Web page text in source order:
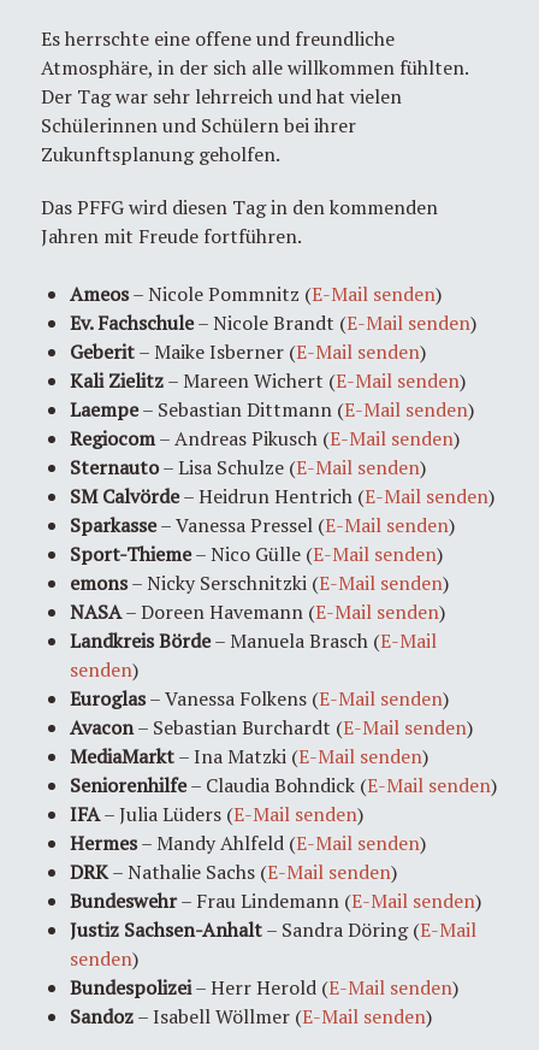
Es herrschte eine offene und freundliche
Atmosphäre, in der sich alle willkommen fühlten.
Der Tag war sehr lehrreich und hat vielen
Schülerinnen und Schülern bei ihrer
Zukunftsplanung geholfen.
Das PFFG wird diesen Tag in den kommenden
Jahren mit Freude fortführen.
Ameos– Nicole Pommnitz (E-Mail senden)
Ev. Fachschule– Nicole Brandt (E-Mail senden)
Geberit– Maike Isberner (E-Mail senden)
Kali Zielitz– Mareen Wichert (E-Mail senden)
Laempe– Sebastian Dittmann (E-Mail senden)
Regiocom– Andreas Pikusch (E-Mail senden)
Sternauto– Lisa Schulze (E-Mail senden)
SM Calvörde– Heidrun Hentrich (E-Mail senden)
Sparkasse– Vanessa Pressel (E-Mail senden)
Sport-Thieme– Nico Gülle (E-Mail senden)
emons– Nicky Serschnitzki (E-Mail senden)
NASA– Doreen Havemann (E-Mail senden)
Landkreis Börde– Manuela Brasch (E-Mail
senden)
Euroglas– Vanessa Folkens (E-Mail senden)
Avacon– Sebastian Burchardt (E-Mail senden)
MediaMarkt– Ina Matzki (E-Mail senden)
Seniorenhilfe– Claudia Bohndick (E-Mail senden)
IFA– Julia Lüders (E-Mail senden)
Hermes– Mandy Ahlfeld (E-Mail senden)
DRK– Nathalie Sachs (E-Mail senden)
Bundeswehr– Frau Lindemann (E-Mail senden)
Justiz Sachsen-Anhalt– Sandra Döring (E-Mail
senden)
Bundespolizei– Herr Herold (E-Mail senden)
Sandoz– Isabell Wöllmer (E-Mail senden)